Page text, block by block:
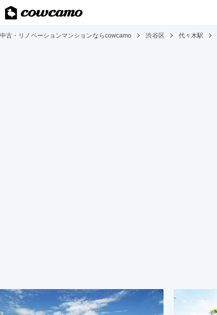
中古・リノベーションマンションならcowcamo 渋谷区 代々木駅